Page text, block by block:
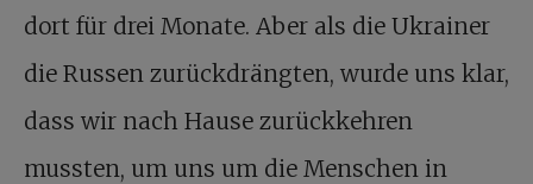
dort für drei Monate. Aber als die Ukrainer
die Russen zurückdrängten, wurde uns klar,
dass wir nach Hause zurückkehren
mussten, um uns um die Menschen in